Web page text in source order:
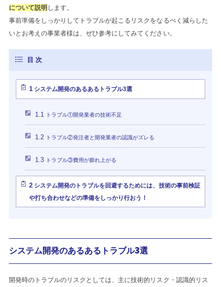
について説明 します。
事前準備をしっかりしてトラブルが起こるリスクをなるべく減らした
いとお考えの事業者様は、ぜひ参考にしてみてください。
1システム開発のあるあるトラブル3選
1.1 トラブル①開発業者の技術不足
1.2 トラブル②発注者と開発業者の認識がズレる
1.3 トラブル③費用が膨れ上がる
2システム開発のトラブルを回避するためには、技術の事前検証
や打ち合わせなどの準備をしっかり行おう！
システム開発のあるあるトラブル3選
開発時のトラブルのリスクとしては、主に技術的リスク・認識的リス